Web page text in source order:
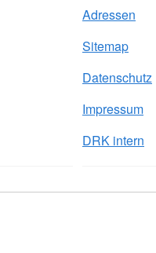
Adressen
Sitemap
Datenschutz
Impressum
DRK intern